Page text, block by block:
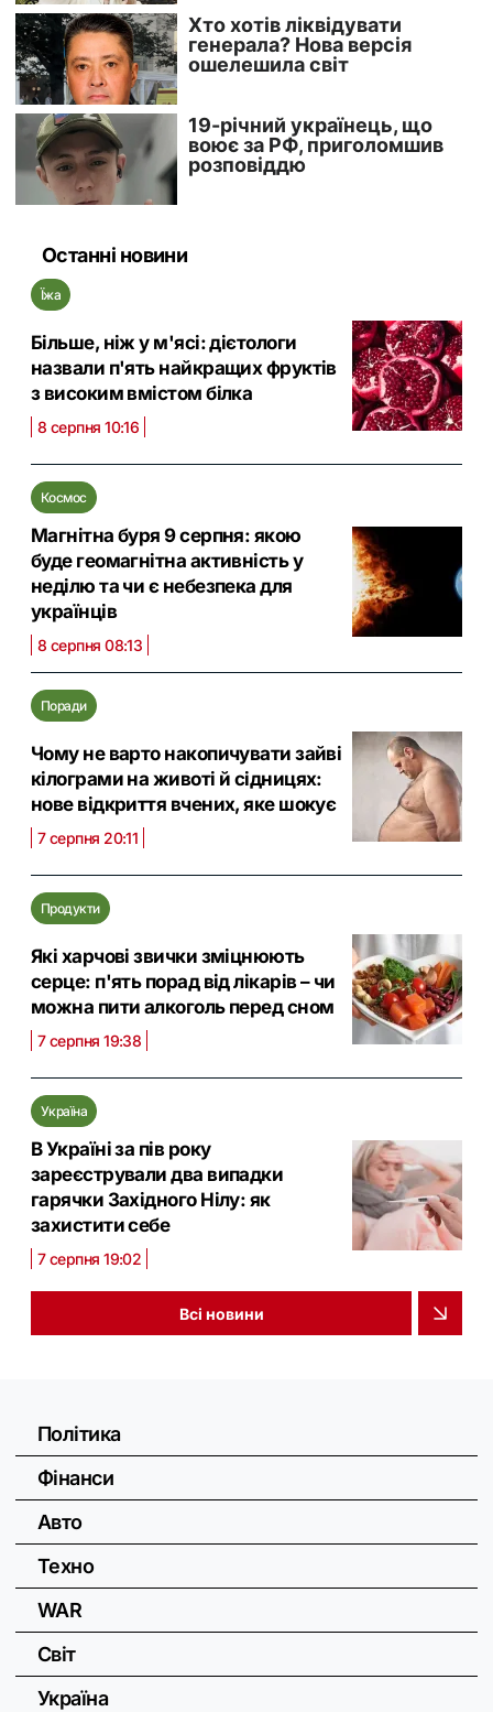
Останні новини
Їжа
Більше, ніж у м'ясі: дієтологи
назвали п'ять найкращих фруктів
з високим вмістом білка
8 серпня 10:16
Космос
Магнітна буря 9 серпня: якою
буде геомагнітна активність у
неділю та чи є небезпека для
українців
8 серпня 08:13
Поради
Чому не варто накопичувати зайві
кілограми на животі й сідницях:
нове відкриття вчених, яке шокує
7 серпня 20:11
Продукти
Які харчові звички зміцнюють
серце: п'ять порад від лікарів – чи
можна пити алкоголь перед сном
7 серпня 19:38
Україна
В Україні за пів року
зареєстрували два випадки
гарячки Західного Нілу: як
захистити себе
7 серпня 19:02
Всі новини
Політика
Фінанси
Авто
Техно
WAR
Світ
Україна